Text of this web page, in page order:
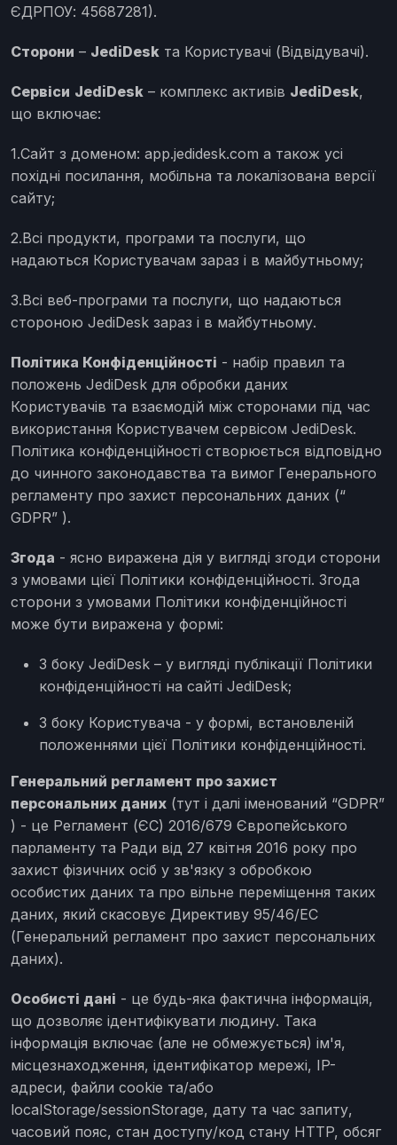
ЄДРПОУ: 45687281).
Сторони – JediDesk та Користувачі (Відвідувачі).
Сервіси JediDesk – комплекс активів JediDesk,
що включає:
1.Сайт з доменом: app.jedidesk.com а також усі
похідні посилання, мобільна та локалізована версії
сайту;
2.Всі продукти, програми та послуги, що
надаються Користувачам зараз і в майбутньому;
3.Всі веб-програми та послуги, що надаються
стороною JediDesk зараз і в майбутньому.
Політика Конфіденційності - набір правил та
положень JediDesk для обробки даних
Користувачів та взаємодій між сторонами під час
використання Користувачем сервісом JediDesk.
Політика конфіденційності створюється відповідно
до чинного законодавства та вимог Генерального
регламенту про захист персональних даних (“
GDPR” ).
Згода - ясно виражена дія у вигляді згоди сторони
з умовами цієї Політики конфіденційності. Згода
сторони з умовами Політики конфіденційності
може бути виражена у формі:
З боку JediDesk – у вигляді публікації Політики
конфіденційності на сайті JediDesk;
З боку Користувача - у формі, встановленій
положеннями цієї Політики конфіденційності.
Генеральний регламент про захист
персональних даних (тут і далі іменований “GDPR”
) - це Регламент (ЄС) 2016/679 Європейського
парламенту та Ради від 27 квітня 2016 року про
захист фізичних осіб у зв'язку з обробкою
особистих даних та про вільне переміщення таких
даних, який скасовує Директиву 95/46/EC
(Генеральний регламент про захист персональних
даних).
Особисті дані - це будь-яка фактична інформація,
що дозволяє ідентифікувати людину. Така
інформація включає (але не обмежується) ім'я,
місцезнаходження, ідентифікатор мережі, IP-
адреси, файли cookie та/або
localStorage/sessionStorage, дату та час запиту,
часовий пояс, стан доступу/код стану HTTP, обсяг